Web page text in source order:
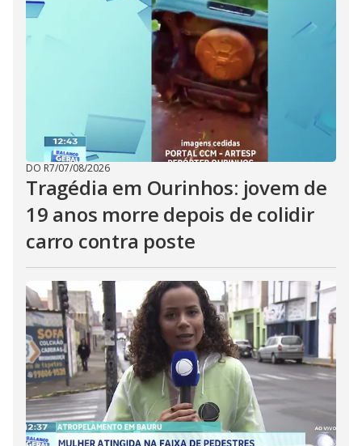
DO R7/07/08/2026
Tragédia em Ourinhos: jovem de
19 anos morre depois de colidir
carro contra poste